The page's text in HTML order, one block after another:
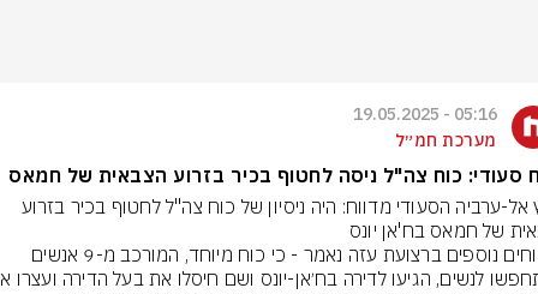
05:16 - 19.05.2025
מערכת חמ״ל
סעודי: כוח צה"ל ניסה לחטוף בכיר בזרוע הצבאית של חמאס
של חמאס בח'אן יונס